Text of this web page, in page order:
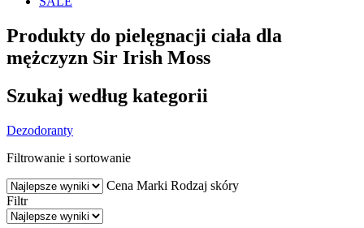
Produkty do pielęgnacji ciała dla
mężczyzn Sir Irish Moss
Szukaj według kategorii
Dezodoranty
Filtrowanie i sortowanie
Cena Marki Rodzaj skóry
Filtr